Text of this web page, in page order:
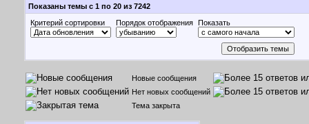
Показаны темы с 1 по 20 из 7242
Критерий сортировки
Порядок отображения Показать
Новые сообщения
Нет новых сообщений
Тема закрыта